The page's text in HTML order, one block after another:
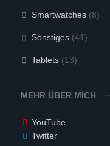
Smartwatches(8)
Sonstiges(41)
Tablets(13)
MEHR ÜBER MICH
YouTube
Twitter